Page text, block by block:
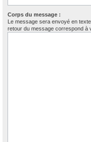
Corps du message :
Le message sera envoyé en
retour du message correspond à